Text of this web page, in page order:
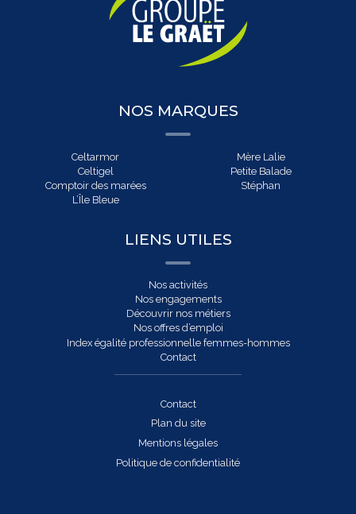
NOS MARQUES
Celtarmor
Celtigel
Comptoir des marées
L’Île Bleue
Mère Lalie
Petite Balade
Stéphan
LIENS UTILES
Nos activités
Nos engagements
Découvrir nos métiers
Nos offres d’emploi
Index égalité professionnelle femmes-hommes
Contact
Contact
Plan du site
Mentions légales
Politique de confidentialité